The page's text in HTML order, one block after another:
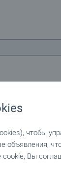
чтобы
объявления,
Вы